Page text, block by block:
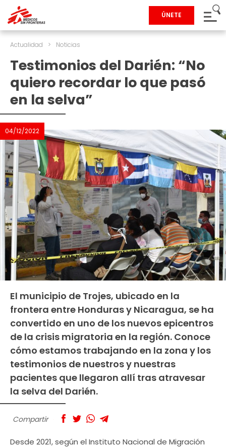
ÚNETE
Actualidad > Noticias
Testimonios del Darién: “No
quiero recordar lo que pasó
en la selva”
04/12/2022
El municipio de Trojes, ubicado en la
frontera entre Honduras y Nicaragua, se ha
convertido en uno de los nuevos epicentros
de la crisis migratoria en la región. Conoce
cómo estamos trabajando en la zona y los
testimonios de nuestros y nuestras
pacientes que llegaron allí tras atravesar
la selva del Darién.
Compartir
Desde 2021, según el Instituto Nacional de Migración